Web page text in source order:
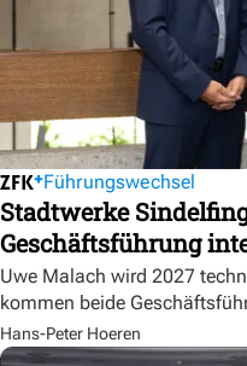
Führungswechsel
Stadtwerke
Geschäftsführung
Uwe Malach wird 2027
kommen beide
Hans-Peter Hoeren